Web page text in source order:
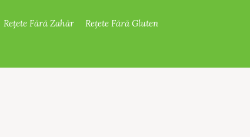
Rețete Fără Zahăr Rețete Fără Gluten